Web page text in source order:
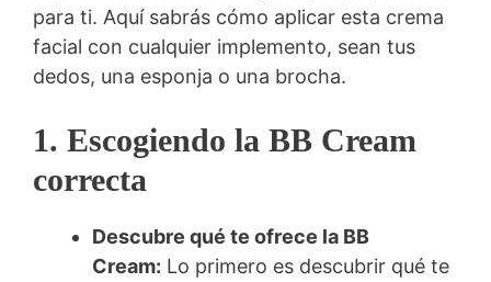
para ti. Aquí sabrás cómo aplicar esta crema
facial con cualquier implemento, sean tus
dedos, una esponja o una brocha.
1. Escogiendo la BB Cream
correcta
Descubre qué te ofrece la BB
Cream: Lo primero es descubrir qué te